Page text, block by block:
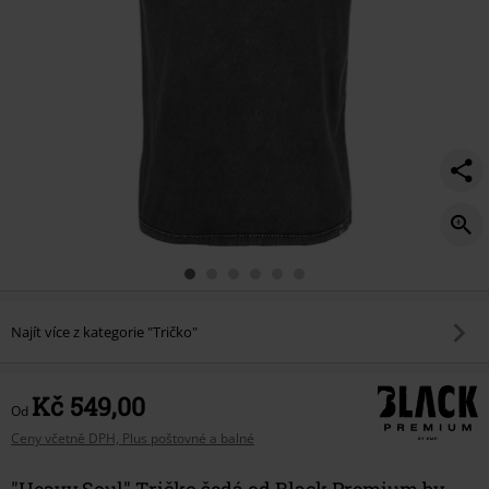
Najít více z kategorie "Tričko"
Od Kč 549,00
Ceny včetně DPH, Plus poštovné a balné